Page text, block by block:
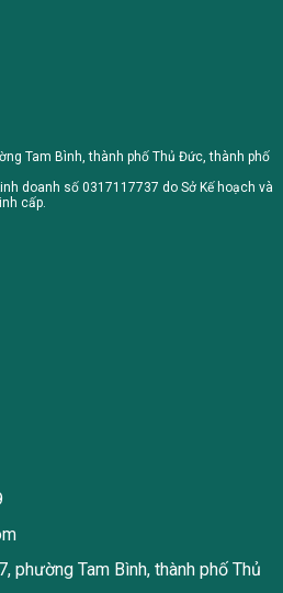
Tam Bình, thành phố Thủ Đức, thành phố
doanh số 0317117737 do Sở Kế hoạch và
cấp.
phường Tam Bình, thành phố Thủ